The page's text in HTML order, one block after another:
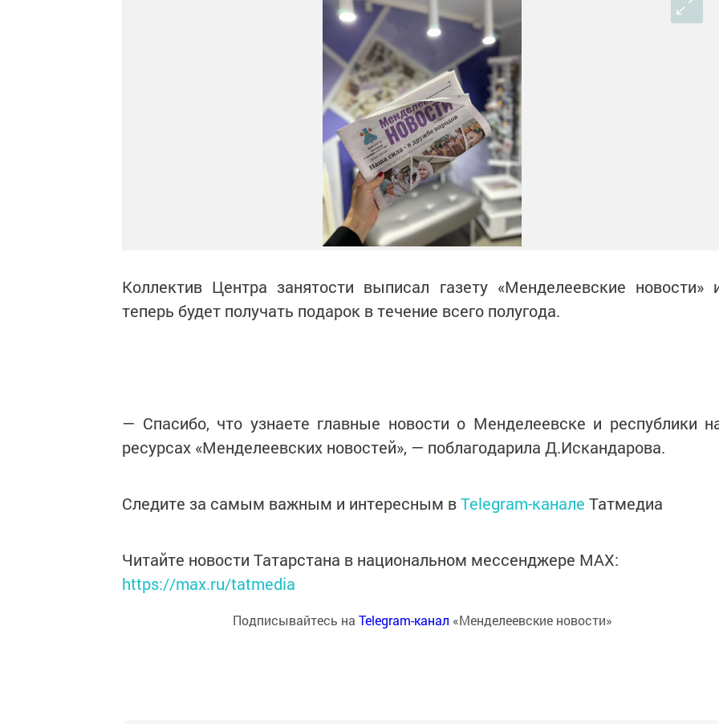
Коллектив Центра занятости выписал газету «Менделеевские новости»
теперь будет получать подарок в течение всего полугода.
— Спасибо, что узнаете главные новости о Менделеевске и республики
ресурсах «Менделеевских новостей», — поблагодарила Д.Искандарова.
Следите за самым важным и интересным вTelegram-канале Татмедиа
Читайте новости Татарстана в национальном мессенджере MАХ:
https://max.ru/tatmedia
Подписывайтесь на Telegram-канал «Менделеевские новости»